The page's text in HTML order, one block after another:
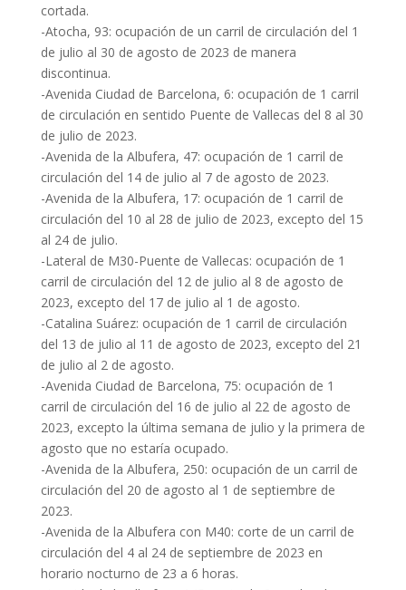
cortada.
-Atocha, 93: ocupación de un carril de circulación del 1
de julio al 30 de agosto de 2023 de manera
discontinua.
-Avenida Ciudad de Barcelona, 6: ocupación de 1 carril
de circulación en sentido Puente de Vallecas del 8 al 30
de julio de 2023.
-Avenida de la Albufera, 47: ocupación de 1 carril de
circulación del 14 de julio al 7 de agosto de 2023.
-Avenida de la Albufera, 17: ocupación de 1 carril de
circulación del 10 al 28 de julio de 2023, excepto del 15
al 24 de julio.
-Lateral de M30-Puente de Vallecas: ocupación de 1
carril de circulación del 12 de julio al 8 de agosto de
2023, excepto del 17 de julio al 1 de agosto.
-Catalina Suárez: ocupación de 1 carril de circulación
del 13 de julio al 11 de agosto de 2023, excepto del 21
de julio al 2 de agosto.
-Avenida Ciudad de Barcelona, 75: ocupación de 1
carril de circulación del 16 de julio al 22 de agosto de
2023, excepto la última semana de julio y la primera de
agosto que no estaría ocupado.
-Avenida de la Albufera, 250: ocupación de un carril de
circulación del 20 de agosto al 1 de septiembre de
2023.
-Avenida de la Albufera con M40: corte de un carril de
circulación del 4 al 24 de septiembre de 2023 en
horario nocturno de 23 a 6 horas.